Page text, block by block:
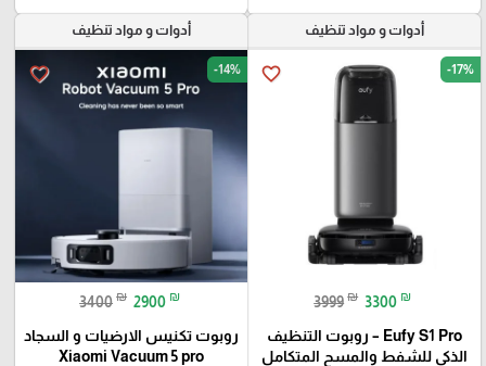
أدوات و مواد تنظيف
favorite_border -17%
3999 ₪ 3300 ₪
Eufy S1 Pro – روبوت التنظيف
الذكي للشفط والمسح المتكامل
أدوات و مواد تنظيف
favorite_border -14%
3400 ₪ 2900 ₪
روبوت تكنيس الارضيات و السجاد
Xiaomi Vacuum 5 pro